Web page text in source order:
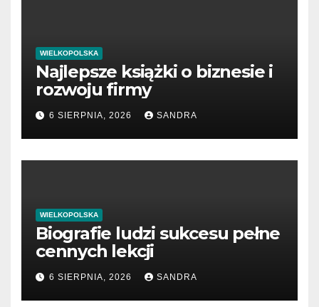
WIELKOPOLSKA
Najlepsze książki o biznesie i
rozwoju firmy
6 SIERPNIA, 2026 SANDRA
WIELKOPOLSKA
Biografie ludzi sukcesu pełne
cennych lekcji
6 SIERPNIA, 2026 SANDRA